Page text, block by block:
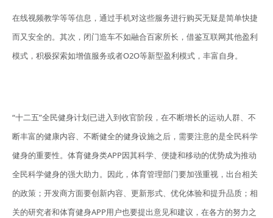
在线视频教学等等信息，通过手机对这些服务进行购买无疑是简单快捷
而又安全的。其次，闭门造车不如融合百家所长，借鉴互联网其他盈利
模式，积极探索如增值服务或者O2O等新型盈利模式，丰富自身。
“十二五”全民健身计划已进入到收官阶段，在不断增长的运动人群、不
断丰富的健康内容、不断健全的健身设施之后，需要注意的是全民科学
健身的重要性。体育健身类APP因其科学、便捷和移动的优势成为推动
全民科学健身的强大助力。因此，体育管理部门要加强重视，出台相关
的政策；开发商方面要创新内容、更新形式、优化体验和提升品质；相
关的研究者和体育健身APP用户也要提出意见和建议，在各方的努力之